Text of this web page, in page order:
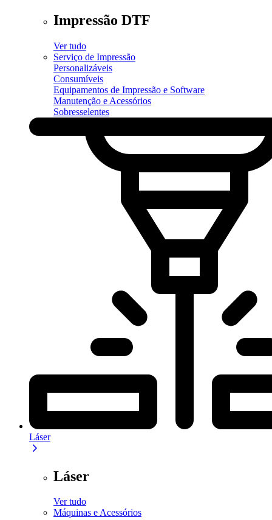
Impressão DTF
Ver tudo
Serviço de Impressão
Personalizáveis
Consumíveis
Equipamentos de Impressão e Software
Manutenção e Acessórios
Sobresselentes
Láser
Láser
Ver tudo
Máquinas e Acessórios